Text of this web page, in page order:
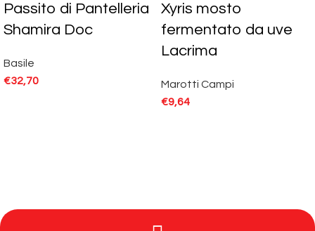
Passito di Pantelleria
Shamira Doc
Basile
€32,70
Xyris mosto
fermentato da uve
Lacrima
Marotti Campi
€9,64